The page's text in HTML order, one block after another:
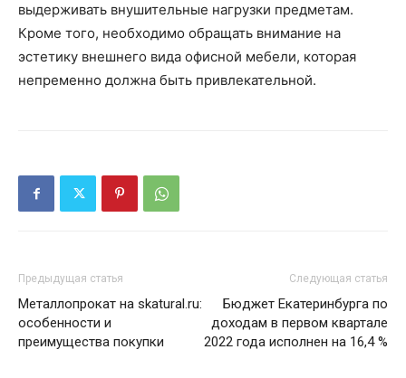
выдерживать внушительные нагрузки предметам.
Кроме того, необходимо обращать внимание на
эстетику внешнего вида офисной мебели, которая
непременно должна быть привлекательной.
Предыдущая статья
Металлопрокат на skatural.ru:
особенности и
преимущества покупки
Следующая статья
Бюджет Екатеринбурга по
доходам в первом квартале
2022 года исполнен на 16,4 %